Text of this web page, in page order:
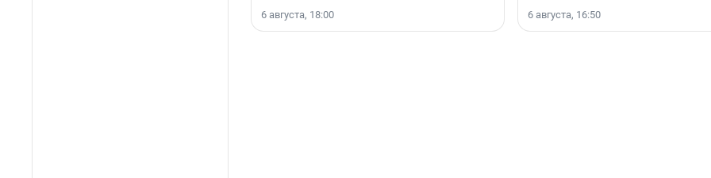
6 августа, 18:00
6 августа, 16:50